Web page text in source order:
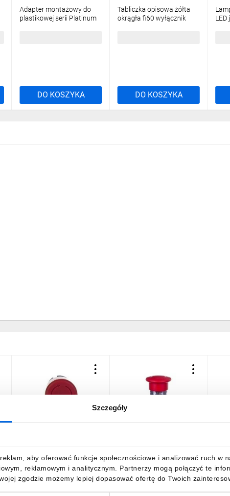
Szczegóły
aby oferować funkcje społecznościowe i analizować ruch w
reklamowym i analitycznym. Partnerzy mogą połączyć te
zgodzie możemy lepiej dopasować ofertę do Twoich
Adapter montażowy do
plastikowej serii Platinum
DO KOSZYKA
Tabliczka opisowa żółta
okrągła fi60 wyłącznik
DO KOSZYKA
LED
podświetlenia ZA2BS844
146,68 złbrutto
podświetlenia ZB4BT84
141,22 złbrutto
bez
ACT